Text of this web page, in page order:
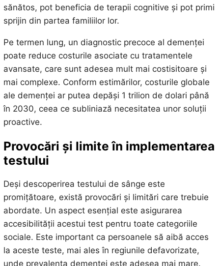
sănătos, pot beneficia de terapii cognitive și pot primi
sprijin din partea familiilor lor.
Pe termen lung, un diagnostic precoce al demenței
poate reduce costurile asociate cu tratamentele
avansate, care sunt adesea mult mai costisitoare și
mai complexe. Conform estimărilor, costurile globale
ale demenței ar putea depăși 1 trilion de dolari până
în 2030, ceea ce subliniază necesitatea unor soluții
proactive.
Provocări și limite în implementarea
testului
Deși descoperirea testului de sânge este
promițătoare, există provocări și limitări care trebuie
abordate. Un aspect esențial este asigurarea
accesibilității acestui test pentru toate categoriile
sociale. Este important ca persoanele să aibă acces
la aceste teste, mai ales în regiunile defavorizate,
unde prevalența demenței este adesea mai mare.